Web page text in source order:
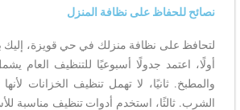
نصائح للحفاظ على نظافة المنزل
لتحافظ على نظافة منزلك في حي قويزة، إليك
أولًا، اعتمد جدولًا أسبوعيًا للتنظيف العام
والمطبخ. ثانيًا، لا تهمل تنظيف الخزانات
الشرب. ثالثًا، استخدم أدوات تنظيف مناسبة